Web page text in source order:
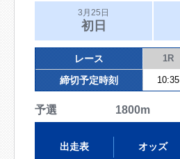
3月25日
初日
レース 1R
締切予定時刻 10:35
予選 1800m
出走表 オッズ